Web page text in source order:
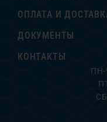
ОПЛАТА И
ДОКУМЕНТЫ
КОНТАКТЫ
ПН-